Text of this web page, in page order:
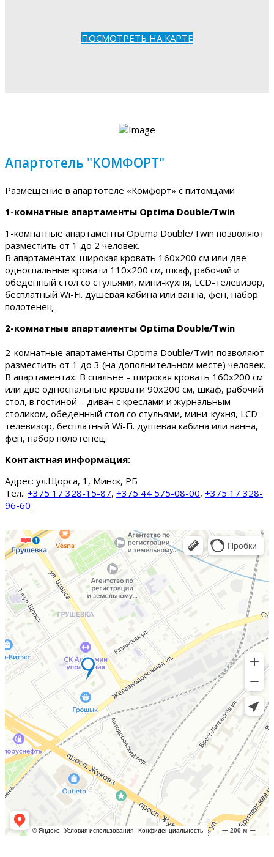
ПОСМОТРЕТЬ НА КАРТЕ
Апартотель "КОМФОРТ"
Размещение в апартотеле «Комфорт» с питомцами
1-комнатные апартаменты Optima Double/Twin
1-комнатные апартаменты Optima Double/Twin позволяют
разместить от 1 до 2 человек.
В апартаментах: широкая кровать 160х200 см или две
односпальные кровати 110х200 см, шкаф, рабочий и
обеденный стол со стульями, мини-кухня, LCD-телевизор,
бесплатный Wi-Fi. душевая кабина или ванна, фен, набор
полотенец.
2-комнатные апартаменты Optima Double/Twin
2-комнатные апартаменты Optima Double/Twin позволяют
разместить от 1 до 3 (на дополнительном месте) человек.
В апартаментах: В спальне – широкая кровать 160х200 см
или две односпальные кровати 90х200 см, шкаф, рабочий
стол, в гостиной – диван с креслами и журнальным
столиком, обеденный стол со стульями, мини-кухня, LCD-
телевизор, бесплатный Wi-Fi. душевая кабина или ванна,
фен, набор полотенец.
Контактная информация:
Адрес: ул.Щорса, 1, Минск, РБ
Тел.: +375 17 328-15-87, +375 44 575-08-00, +375 17 328-
96-60